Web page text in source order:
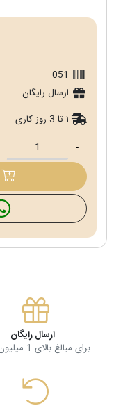
051
ارسال رایگان
۱ تا 3 روز کاری
-
ارسال رایگان
برای مبالغ بالای 1 میلیون تومان